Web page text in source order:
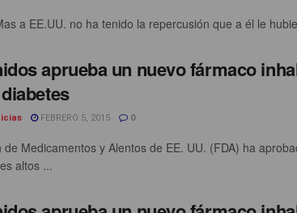
a EE.UU. no ha tenido la repercusión que a él le
aprueba un nuevo fármaco
FEBRERO 5, 2015 0
de Medicamentos y Alentos de EE. UU. (FDA) ha
altos ...